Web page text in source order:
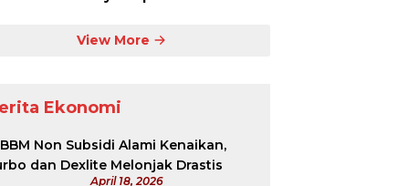
View More
Ekonomi
April 18, 2026